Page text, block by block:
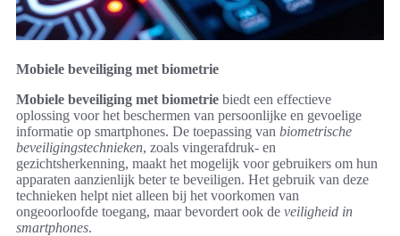
Mobiele beveiliging met biometrie
Mobiele beveiliging met biometrie biedt een effectieve
oplossing voor het beschermen van persoonlijke en gevoelige
informatie op smartphones. De toepassing van biometrische
beveiligingstechnieken, zoals vingerafdruk- en
gezichtsherkenning, maakt het mogelijk voor gebruikers om hun
apparaten aanzienlijk beter te beveiligen. Het gebruik van deze
technieken helpt niet alleen bij het voorkomen van
ongeoorloofde toegang, maar bevordert ook de veiligheid in
smartphones.